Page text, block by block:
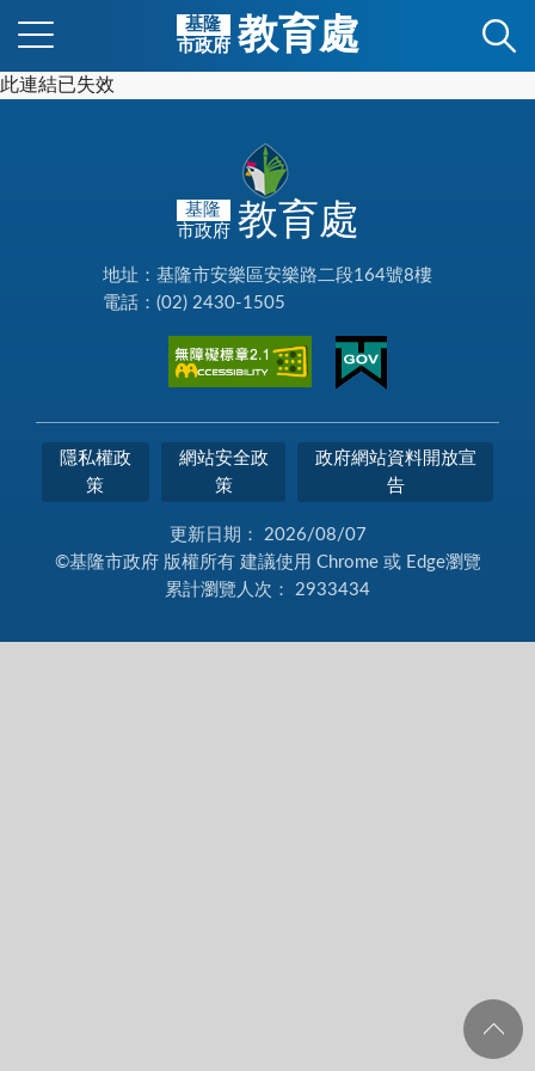
基隆
市政府 教育處
此連結已失效
基隆
市政府 教育處
地址：基隆市安樂區安樂路二段164號8樓
電話：(02) 2430-1505
隱私權政
策
網站安全政
策
政府網站資料開放宣
告
更新日期： 2026/08/07
©基隆市政府 版權所有 建議使用 Chrome 或 Edge瀏覽
累計瀏覽人次： 2933434